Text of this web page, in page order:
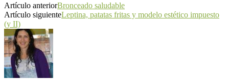
Artículo anteriorBronceado saludable
Artículo siguienteLeptina, patatas fritas y modelo estético impuesto
(y II)